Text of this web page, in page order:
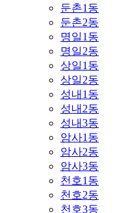
둔촌1동
둔촌2동
명일1동
명일2동
상일1동
상일2동
성내1동
성내2동
성내3동
암사1동
암사2동
암사3동
천호1동
천호2동
천호3동